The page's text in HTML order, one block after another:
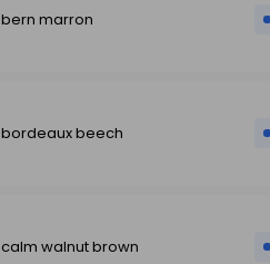
bern marron
bordeaux beech
calm walnut brown